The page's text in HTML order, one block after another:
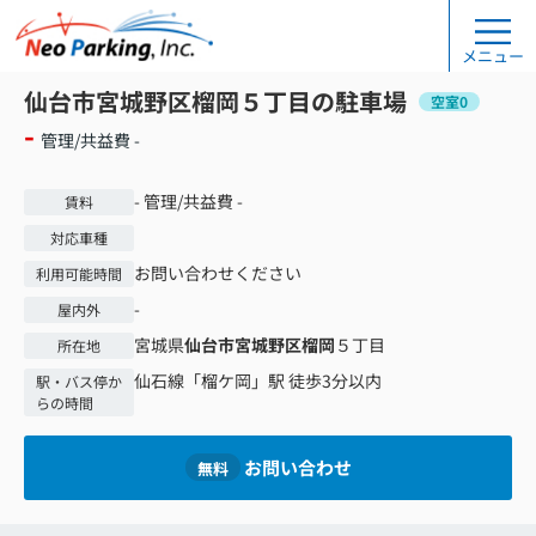
メニュー
仙台市宮城野区榴岡５丁目の駐車場 空室0
- 管理/共益費 -
賃料 - 管理/共益費 -
対応車種
利用可能時間
お問い合わせください
屋内外 -
所在地 宮城県仙台市宮城野区榴岡 ５丁目
駅・バス停か
らの時間
仙石線 「榴ケ岡 」駅 徒歩3分以内
無料 お問い合わせ